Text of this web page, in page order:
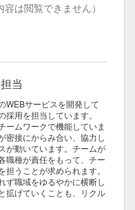
は閲覧できません）
当
WEBサービスを開発して
採用を担当しています。
ームワークで機能していま
密接にからみ合い、協力し
が動いています。チームが
職種が責任をもって、チー
担うことが求められます。
ず職域をゆるやかに横断し
拡げていくことも、リクル